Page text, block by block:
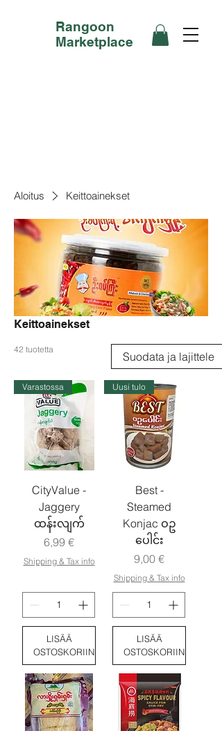
Rangoon
Marketplace
Aloitus Keittoainekset
Keittoainekset
42 tuotetta
Suodata ja lajittele
Varastossa
CityValue -
Jaggery
ထန်းလျက်
Hinta
6,99 €
Shipping & Tax info
LISÄÄ
OSTOSKORIIN
Uusi tulo
Best -
Steamed
Konjac ဝဥ
ပေါင်း
Hinta
9,00 €
Shipping & Tax info
LISÄÄ
OSTOSKORIIN